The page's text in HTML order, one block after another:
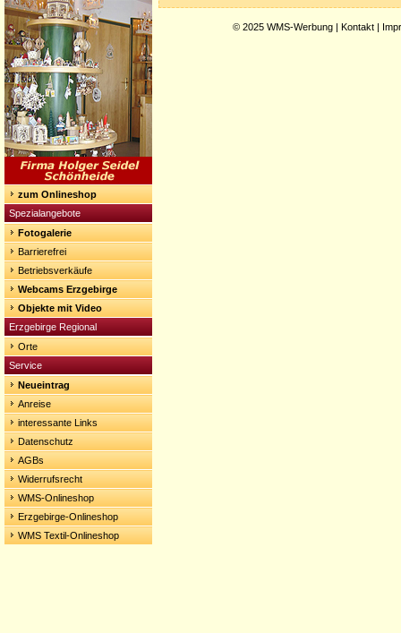
zum Onlineshop
Spezialangebote
Fotogalerie
Barrierefrei
Betriebsverkäufe
Webcams Erzgebirge
Objekte mit Video
Erzgebirge Regional
Orte
Service
Neueintrag
Anreise
interessante Links
Datenschutz
AGBs
Widerrufsrecht
WMS-Onlineshop
Erzgebirge-Onlineshop
WMS Textil-Onlineshop
© 2025 WMS-Werbung | Kontakt |